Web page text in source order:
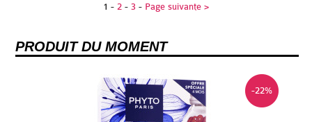
1 - 2 - 3 - Page suivante >
PRODUIT DU MOMENT
-22%